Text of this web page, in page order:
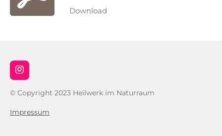
Download
I
n
s
a
g
© Copyright 2023 Heilwerk im Naturraum
Impressum